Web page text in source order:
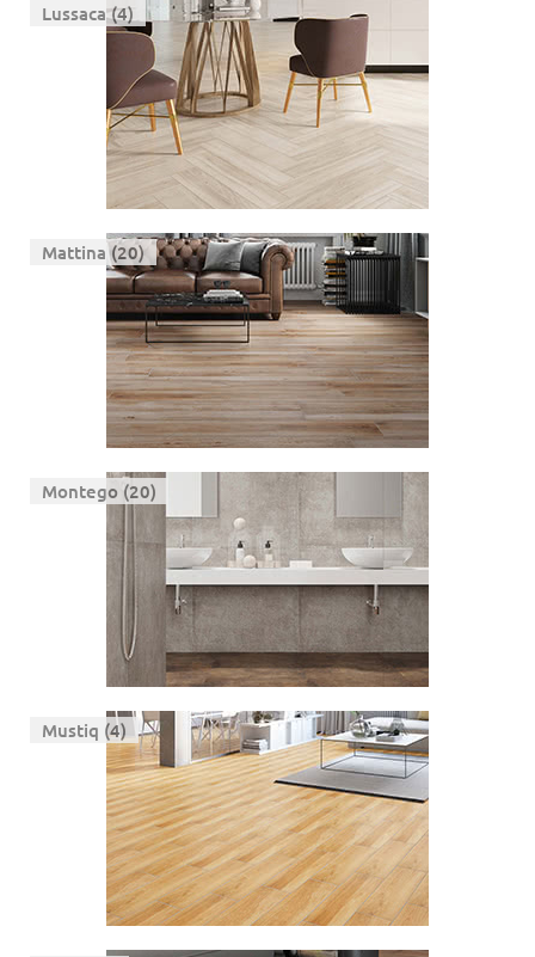
Lussaca (4)
Mattina (20)
Montego (20)
Mustiq (4)